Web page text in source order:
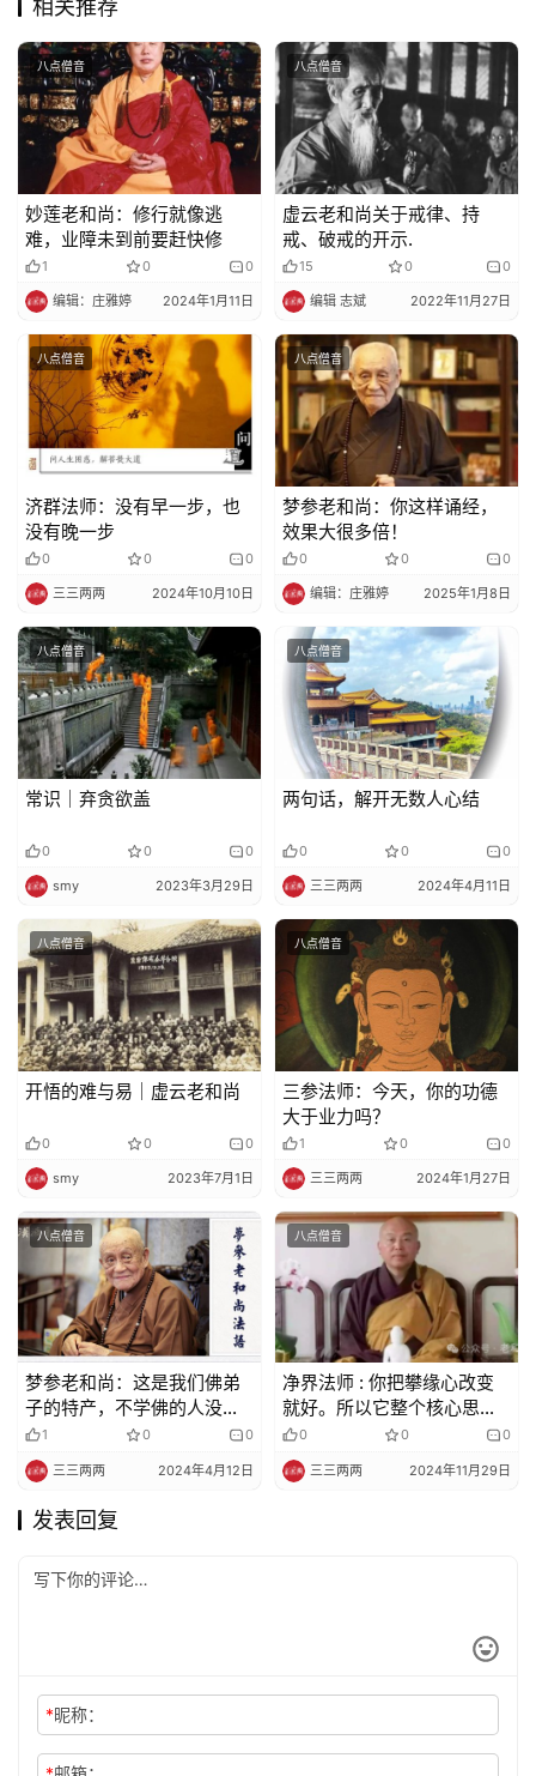
相关推荐
八点僧音
妙莲老和尚：修行就像逃
难，业障未到前要赶快修
1 0 0
编辑：庄雅婷 2024年1月11日
八点僧音
虚云老和尚关于戒律、持
戒、破戒的开示.
15 0 0
编辑 志斌 2022年11月27日
八点僧音
济群法师：没有早一步，也
没有晚一步
0 0 0
三三两两 2024年10月10日
八点僧音
梦参老和尚：你这样诵经，
效果大很多倍！
0 0 0
编辑：庄雅婷 2025年1月8日
八点僧音
常识｜弃贪欲盖
0 0 0
smy 2023年3月29日
八点僧音
两句话，解开无数人心结
0 0 0
三三两两 2024年4月11日
八点僧音
开悟的难与易｜虚云老和尚
0 0 0
smy 2023年7月1日
八点僧音
三参法师：今天，你的功德
大于业力吗？
1 0 0
三三两两 2024年1月27日
八点僧音
梦参老和尚：这是我们佛弟
子的特产，不学佛的人没有
这种境界相
1 0 0
三三两两 2024年4月12日
八点僧音
净界法师 : 你把攀缘心改变
就好。所以它整个核心思想
在于——回光返照，正念真
如
0 0 0
三三两两 2024年11月29日
发表回复
*昵称：